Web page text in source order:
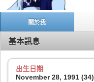
關於我
基本訊息
出生日期
November 28, 1991 (34)